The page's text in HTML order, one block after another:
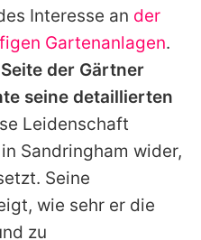
Interesse an der
Gartenanlagen.
der Gärtner
seine detaillierten
Leidenschaft
Sandringham wider,
Seine
wie sehr er die
zu